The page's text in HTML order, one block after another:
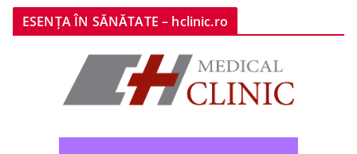
ESENȚA ÎN SĂNĂTATE – hclinic.ro